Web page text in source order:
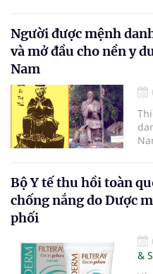
Người được mệnh
và mở đầu cho nền y
Nam
Bộ Y tế thu hồi toàn
chống nắng do Dược
phối
&